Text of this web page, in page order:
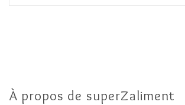
À propos de superZaliment